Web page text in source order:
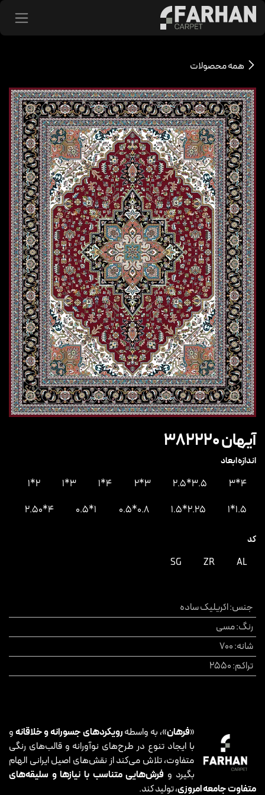
رد شدن به محتوا
همه محصولات
آیهان 382220
اندازه ابعاد
4*3
3.5*2.5
3*2
4*1
3*1
2*1
1.5*1
2.25*1.5
0.8*0.5
1*0.5
4*2.50
کد
AL
ZR
SG
جنس:اکریلیک ساده
رنگ:مسی
شانه:
700
تراکم:
2550
«فرهان»، به واسطهرویکردهای جسورانه و خلاقانهو
با ایجاد تنوع در طرح‌های نوآورانه و قالب‌های رنگی
متفاوت، تلاش می‌کند از نقش‌های اصیل ایرانی الهام
بگیرد و فرش‌هایی متناسب با نیازها و سلیقه‌های
متفاوت جامعه امروزی، تولید کند.